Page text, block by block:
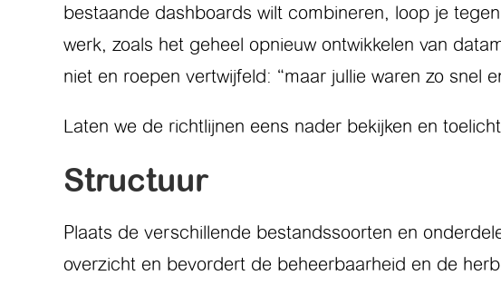
bestaande dashboards wilt combineren, loop je
werk, zoals het geheel opnieuw ontwikkelen van
niet en roepen vertwijfeld: “maar jullie waren zo snel
Laten we de richtlijnen eens nader bekijken en
Structuur
Plaats de verschillende bestandssoorten en
overzicht en bevordert de beheerbaarheid en de